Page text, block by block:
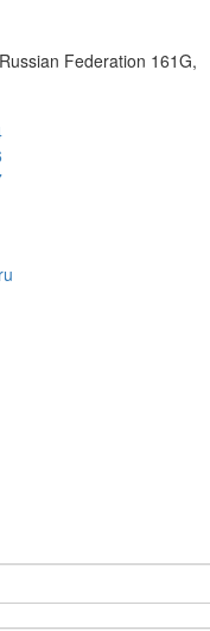
Federation 161G,